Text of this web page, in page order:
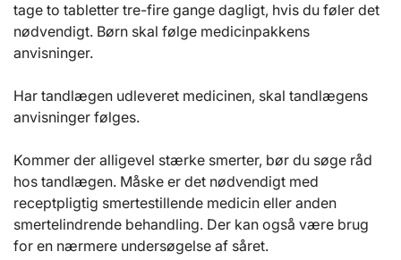
tage to tabletter tre-fire gange dagligt, hvis du føler det
nødvendigt. Børn skal følge medicinpakkens
anvisninger.
Har tandlægen udleveret medicinen, skal tandlægens
anvisninger følges.
Kommer der alligevel stærke smerter, bør du søge råd
hos tandlægen. Måske er det nødvendigt med
receptpligtig smertestillende medicin eller anden
smertelindrende behandling. Der kan også være brug
for en nærmere undersøgelse af såret.